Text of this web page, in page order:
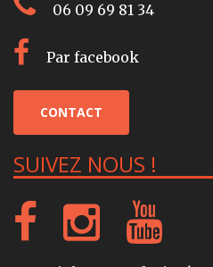
06 09 69 81 34
Par facebook
CONTACT
SUIVEZ NOUS !